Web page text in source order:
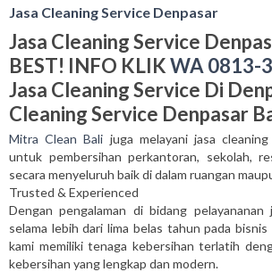
Jasa Cleaning Service Denpasar
Jasa Cleaning Service
BEST! INFO KLIKWA 0813-
Jasa Cleaning Service Di
Cleaning Service Denpasar
Mitra Clean Bali juga melayani jasa
untuk pembersihan perkantoran, sekolah,
secara menyeluruh baik di dalam ruangan
Trusted & Experienced
Dengan pengalaman di bidang pelayananan
selama lebih dari lima belas tahun pada bisnis
kami memiliki tenaga kebersihan terlatih
kebersihan yang lengkap dan modern.